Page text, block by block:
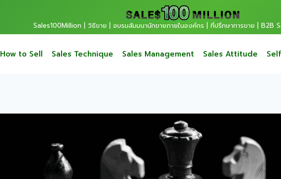
Sales100Million | วิธีขาย | อบรมสัมมนานักขายภายในองค์กร | ที่ปรึกษาการขาย | B2B
How to Sell Sales Technique Sales Management Sales Attitude